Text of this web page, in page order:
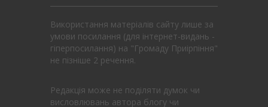
Використання матеріалів сайту лише за
умови посилання (для інтернет-видань -
гіперпосилання) на "Громаду Приірпіння"
не пізніше 2 речення.
Редакція може не поділяти думок чи
висловлювань автора блогу чи